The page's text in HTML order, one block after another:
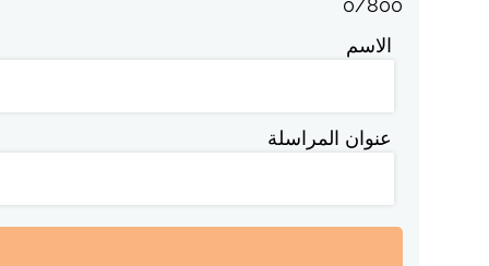
0/800
الاسم
عنوان المراسلة